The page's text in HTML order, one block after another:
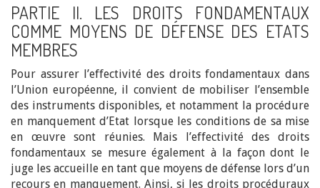
PARTIE II. LES DROITS FONDAMENTAUX
COMME MOYENS DE DÉFENSE DES ETATS
MEMBRES
Pour assurer l’effectivité des droits fondamentaux dans
l’Union européenne, il convient de mobiliser l’ensemble
des instruments disponibles, et notamment la procédure
en manquement d’Etat lorsque les conditions de sa mise
en œuvre sont réunies. Mais l’effectivité des droits
fondamentaux se mesure également à la façon dont le
juge les accueille en tant que moyens de défense lors d’un
recours en manquement. Ainsi, si les droits procéduraux